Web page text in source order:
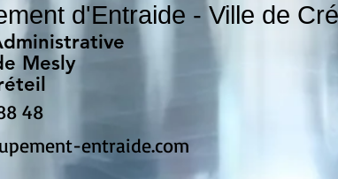
d'Entraide - Ville de
Mesly
48
entraide.com